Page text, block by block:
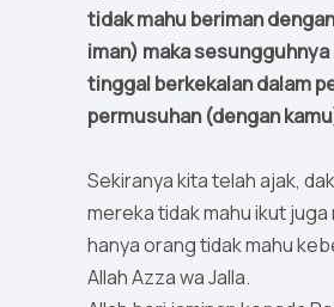
tidak mahu beriman
iman) maka sesungguhnya
tinggal berkekalan dalam
permusuhan (dengan
Sekiranya kita telah ajak,
mereka tidak mahu ikut juga
hanya orang tidak mahu
Allah Azza wa Jalla.